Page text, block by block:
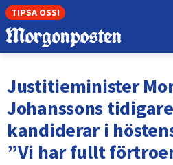
TIPSA OSS!
Justitieminister
Johanssons
kandiderar i
”Vi har fullt